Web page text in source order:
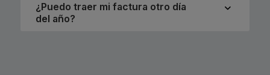
¿Puedo traer mi factura otro día
del año?